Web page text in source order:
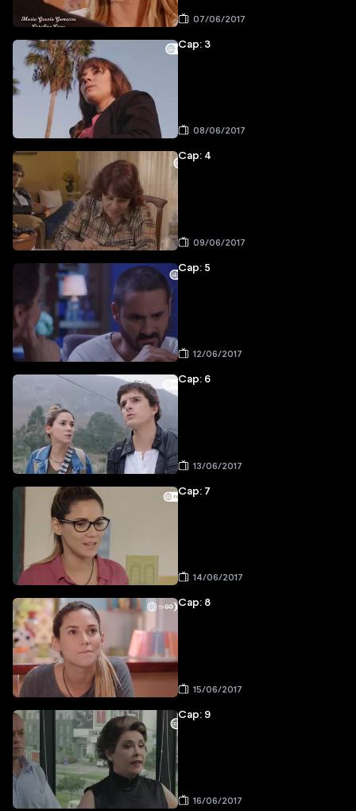
07/06/2017
Cap: 3
08/06/2017
Cap: 4
09/06/2017
Cap: 5
12/06/2017
Cap: 6
13/06/2017
Cap: 7
14/06/2017
Cap: 8
15/06/2017
Cap: 9
16/06/2017